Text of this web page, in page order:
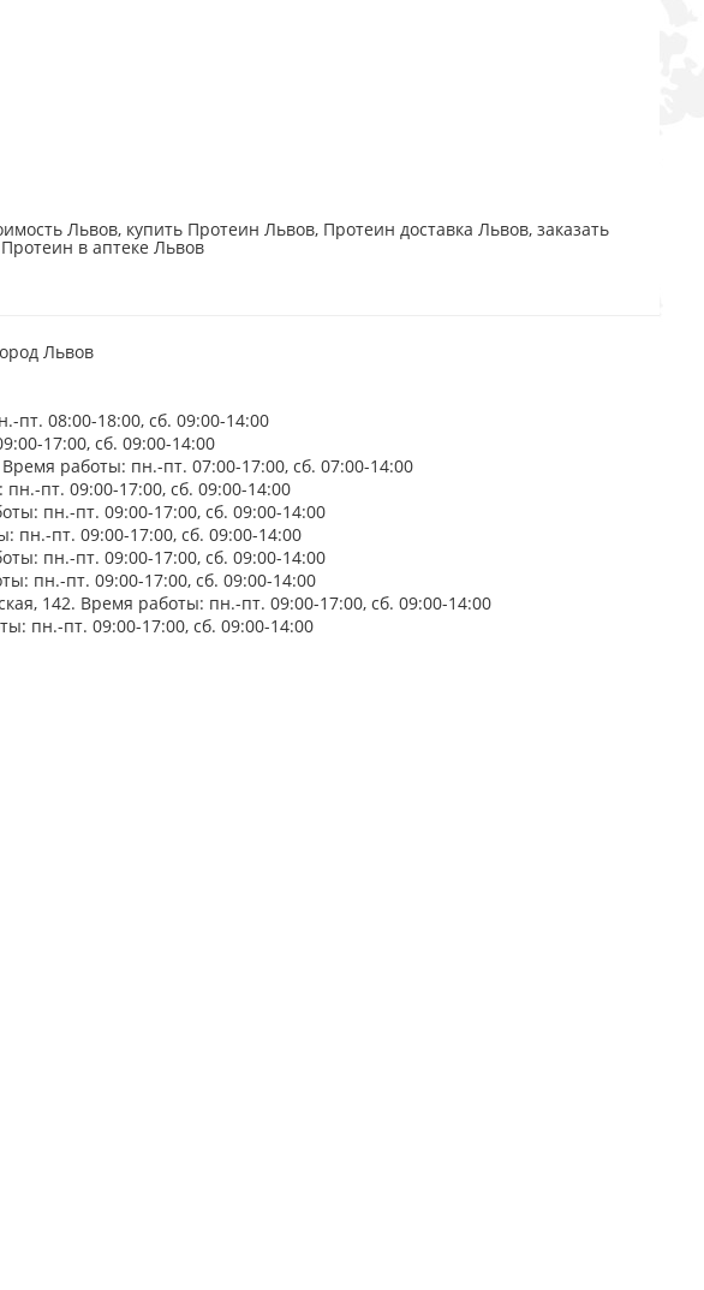
Львов, купить Протеин Львов, Протеин доставка Львов, заказать
в аптеке Львов
Львов
пт. 08:00-18:00, сб. 09:00-14:00
17:00, сб. 09:00-14:00
работы: пн.-пт. 07:00-17:00, сб. 07:00-14:00
пт. 09:00-17:00, сб. 09:00-14:00
пн.-пт. 09:00-17:00, сб. 09:00-14:00
пн.-пт. 09:00-17:00, сб. 09:00-14:00
пн.-пт. 09:00-17:00, сб. 09:00-14:00
пн.-пт. 09:00-17:00, сб. 09:00-14:00
142. Время работы: пн.-пт. 09:00-17:00, сб. 09:00-14:00
пн.-пт. 09:00-17:00, сб. 09:00-14:00